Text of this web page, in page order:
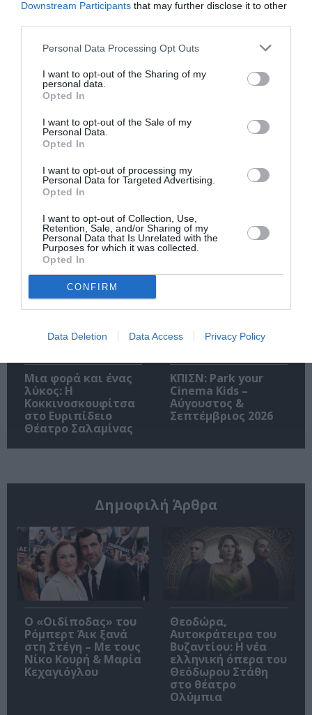
Downstream Participants that may further disclose it to other
Personal Data Processing Opt Outs
I want to opt-out of the Sharing of my
personal data.
Opted In
I want to opt-out of the Sale of my
Personal Data.
Opted In
I want to opt-out of processing my
Personal Data for Targeted Advertising.
Opted In
I want to opt-out of Collection, Use,
Retention, Sale, and/or Sharing of my
Personal Data that Is Unrelated with the
Purposes for which it was collected.
Opted In
CONFIRM
Data Deletion Data Access Privacy Policy
Σχετικά Άρθρα
Τα Στενά
Παπούτσια, της
Ζωρζ Σαρή σε
σκηνοθεσία
Αθανασίας
Καλογιάννη στον
Κινηματογράφο
Αθηναία
Παράξενος βυθός –
Ο Ψαράς ο
Αόρατη Γοργόνα,
του Πέτρου Α.
Καφαντόγια στη
Σαρωνίδα
Μια φορά και ένας
λύκος: Η
Κοκκινοσκουφίτσα
στο Ευριπίδειο
Θέατρο Σαλαμίνας
ΚΠΙΣΝ: Park your
Cinema Kids –
Αύγουστος &
Σεπτέμβριος 2026
Δημοφιλή Άρθρα
O «Οιδίποδας» του
Ρόμπερτ Άικ ξανά
στη Στέγη – Με τους
Νίκο Κουρή & Μαρία
Κεχαγιόγλου
Θεοδώρα,
Αυτοκράτειρα του
Βυζαντίου: Η νέα
ελληνική όπερα του
Θεόδωρου Στάθη
στο θέατρο
Ολύμπια